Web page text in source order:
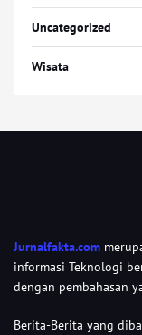
Uncategorized
Wisata
Jurnalfakta.com
informasi Teknologi
dengan pembahasan
Berita-Berita yang